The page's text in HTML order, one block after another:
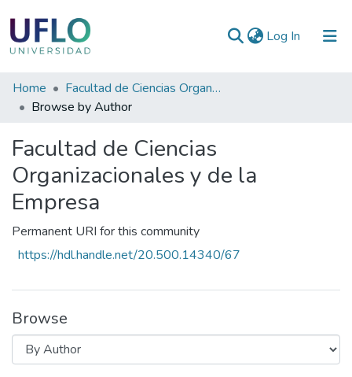
Log In (current)
Communities
&
All of RIUFLO
Home
Facultad de Ciencias Organizacionales y de la Empresa
Browse by Author
Facultad de Ciencias
Organizacionales y de la
Empresa
Permanent URI for this community
https://hdl.handle.net/20.500.14340/67
Browse